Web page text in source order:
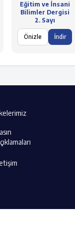
Eğitim ve İnsani
Bilimler Dergisi
2. Sayı
Önizle İndir